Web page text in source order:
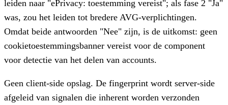
leiden naar "ePrivacy: toestemming vereist"; als fase 2 "Ja"
was, zou het leiden tot bredere AVG-verplichtingen.
Omdat beide antwoorden "Nee" zijn, is de uitkomst: geen
cookietoestemmingsbanner vereist voor de component
voor detectie van het delen van accounts.
Geen client-side opslag. De fingerprint wordt server-side
afgeleid van signalen die inherent worden verzonden